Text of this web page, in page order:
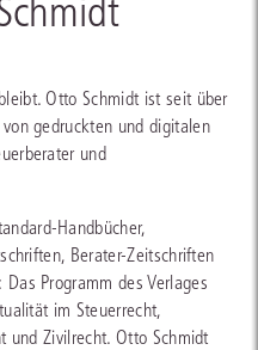
Otto Schmidt ist seit über
gedruckten und digitalen
und
Handbücher,
Berater-Zeitschriften
Programm des Verlages
im Steuerrecht,
und Zivilrecht. Otto Schmidt